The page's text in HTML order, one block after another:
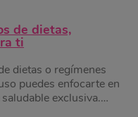
de dietas,
ti
dietas o regímenes
puedes enfocarte en
exclusiva.